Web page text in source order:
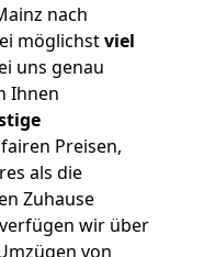
nach
möglichstviel
uns genau
Ihnen
Preisen,
als die
Zuhause
wir über
von